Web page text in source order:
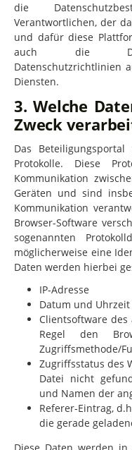
die
Verantwortlichen, der
und dafür diese
auch die
Datenschutzrichtlinien
Diensten.
3. Welche
Zweck
Das Beteiligungsportal
Protokolle. Diese
Kommunikation
Geräten und sind
Kommunikation
Browser-Software
sogenannten
möglicherweise eine
Daten werden hierbei
IP-Adresse
Datum und
Clientsoftware
Regel den
Zugriffsmethode/
Zugriffsstatus des
Datei nicht
und Namen der
Referer-Eintrag,
die gerade